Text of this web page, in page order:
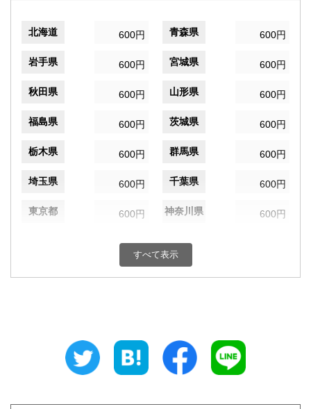
北海道 600円 青森県 600円
岩手県 600円 宮城県 600円
秋田県 600円 山形県 600円
福島県 600円 茨城県 600円
栃木県 600円 群馬県 600円
埼玉県 600円 千葉県 600円
東京都 600円 神奈川県 600円
600円 富山県
600円 三重県
すべて表示